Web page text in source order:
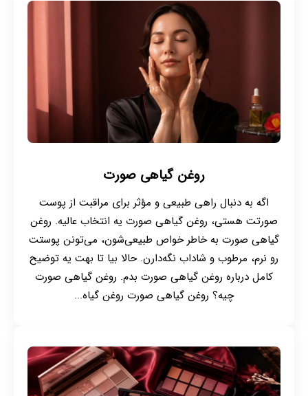
روغن گیاهی صورت
اگه به دنبال راهی طبیعی و مؤثر برای مراقبت از پوست
صورتت هستی، روغن گیاهی صورت یه انتخاب عالیه. روغن
گیاهی صورت به خاطر خواص طبیعی‌شون، می‌تونن پوستت
رو نرم، مرطوب و شاداب نگه‌دارن. حالا بیا تا بهت یه توضیح
کامل درباره روغن‌ گیاهی صورت بدم. روغن گیاهی صورت
چیه؟ روغن گیاهی صورت روغن گیاه...